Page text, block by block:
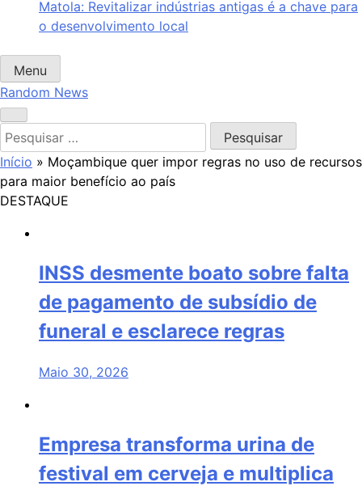
Matola: Revitalizar indústrias antigas é a chave para
o desenvolvimento local
Menu
Random News
Pesquisar
por:
Início » Moçambique quer impor regras no uso de recursos
para maior benefício ao país
DESTAQUE
INSS desmente boato sobre falta
de pagamento de subsídio de
funeral e esclarece regras
Maio 30, 2026
Empresa transforma urina de
festival em cerveja e multiplica